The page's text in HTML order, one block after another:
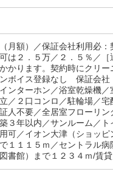
額）／保証会社利用必：
は２．５万／２．５％／
ります。契約時にクリー
ボイス登録なし 保証会社
ンターホン／浴室乾燥機
／２口コンロ／駐輪場／
人不要／全居室フローリ
３年以内／サンルーム／
可／イオン大津（ショッ
１１１５ｍ／セントラル
書館）まで１２３４ｍ/賃